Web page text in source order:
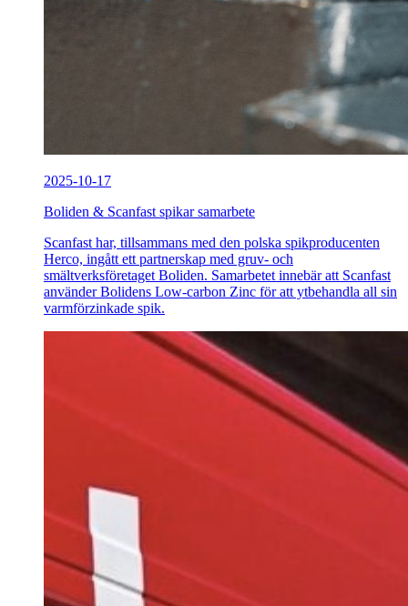
2025-10-17
Boliden & Scanfast spikar samarbete
Scanfast har, tillsammans med den polska spikproducenten
Herco, ingått ett partnerskap med gruv- och
smältverksföretaget Boliden. Samarbetet innebär att Scanfast
använder Bolidens Low-carbon Zinc för att ytbehandla all sin
varmförzinkade spik.